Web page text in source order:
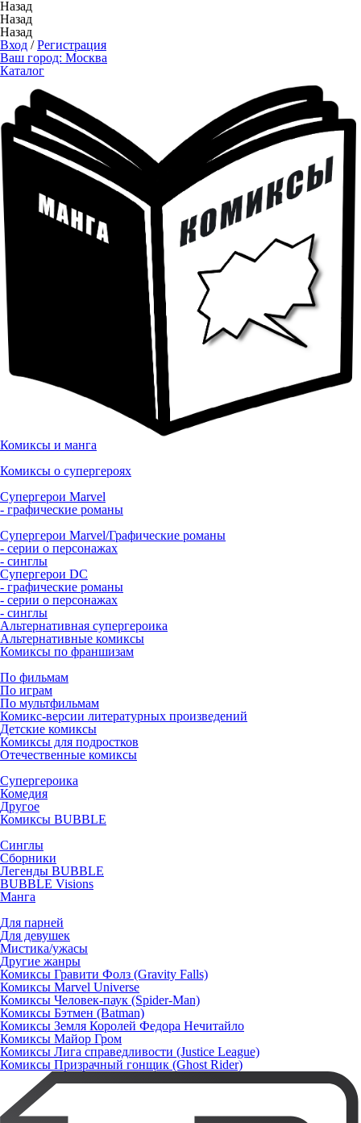
Назад
Назад
Назад
Вход /Регистрация
Ваш город: Москва
Каталог
Комиксы и манга
Комиксы о супергероях
Супергерои Marvel
- графические романы
Супергерои Marvel/Графические романы
- серии о персонажах
- синглы
Супергерои DC
- графические романы
- серии о персонажах
- синглы
Альтернативная супергероика
Альтернативные комиксы
Комиксы по франшизам
По фильмам
По играм
По мультфильмам
Комикс-версии литературных произведений
Детские комиксы
Комиксы для подростков
Отечественные комиксы
Супергероика
Комедия
Другое
Комиксы BUBBLE
Синглы
Сборники
Легенды BUBBLE
BUBBLE Visions
Манга
Для парней
Для девушек
Мистика/ужасы
Другие жанры
Комиксы Гравити Фолз (Gravity Falls)
Комиксы Marvel Universe
Комиксы Человек-паук (Spider-Man)
Комиксы Бэтмен (Batman)
Комиксы Земля Королей Федора Нечитайло
Комиксы Майор Гром
Комиксы Лига справедливости (Justice League)
Комиксы Призрачный гонщик (Ghost Rider)